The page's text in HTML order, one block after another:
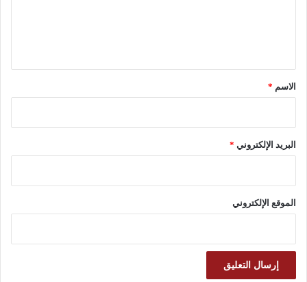
*الاسم *
البريد الإلكتروني *
الموقع الإلكتروني